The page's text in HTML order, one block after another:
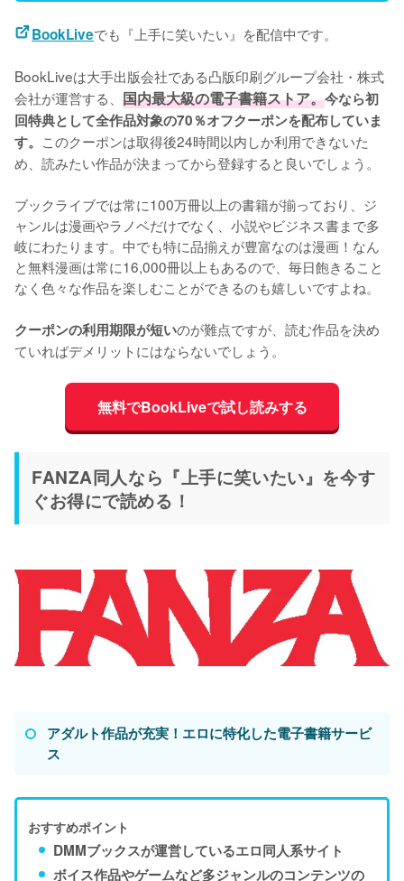
BookLiveでも『上手に笑いたい』を配信中です。
BookLiveは大手出版会社である凸版印刷グループ会社・株式
会社が運営する、 国内最大級の電子書籍ストア。今なら初
回特典として全作品対象の70％オフクーポンを配布していま
す。 このクーポンは取得後24時間以内しか利用できないた
め、読みたい作品が決まってから登録すると良いでしょう。
ブックライブでは常に100万冊以上の書籍が揃っており、ジ
ャンルは漫画やラノベだけでなく、小説やビジネス書まで多
岐にわたります。中でも特に品揃えが豊富なのは漫画！なん
と無料漫画は常に16,000冊以上もあるので、毎日飽きること
なく色々な作品を楽しむことができるのも嬉しいですよね。
クーポンの利用期限が短いのが難点ですが、読む作品を決め
ていればデメリットにはならないでしょう。
無料でBookLiveで試し読みする
FANZA同人なら『上手に笑いたい』を今す
ぐお得にで読める！
アダルト作品が充実！エロに特化した電子書籍サービ
ス
おすすめポイント
DMMブックスが運営しているエロ同人系サイト
ボイス作品やゲームなど多ジャンルのコンテンツの